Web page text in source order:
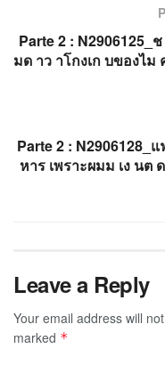
Parte 2 : N2906125_
มด าว าโกงเก บของไ
Parte 2 : N2906128_
หาร เพราะผมม เง นต
Leave a Reply
Your email address will
marked *